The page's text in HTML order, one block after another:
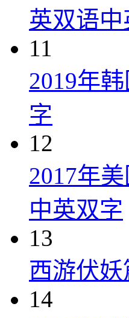
英双语
11
2019年
字
12
2017年
中英双字
13
西游伏妖
14